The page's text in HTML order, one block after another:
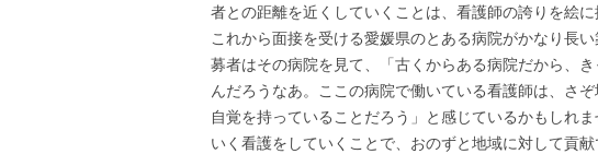
者との距離を近くしていくことは、看護師の誇りを絵
これから面接を受ける愛媛県のとある病院がかなり長
募者はその病院を見て、「古くからある病院だから、
んだろうなあ。ここの病院で働いている看護師は、さ
自覚を持っていることだろう」と感じているかもしれ
いく看護をしていくことで、おのずと地域に対して貢